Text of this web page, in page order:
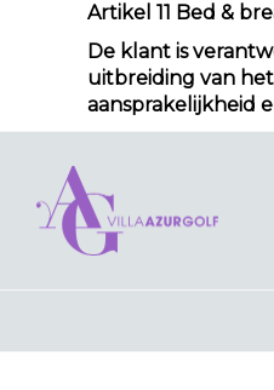
Artikel 11 Bed &
De klant is
uitbreiding van
aansprakelijkheid